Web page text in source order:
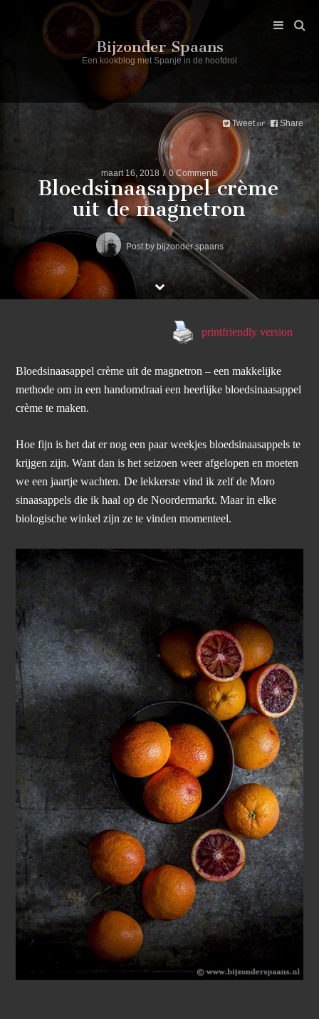
Bijzonder Spaans
Een kookblog met Spanje in de hoofdrol
maart 16, 2018 0 Comments
Bloedsinaasappel crème
uit de magnetron
Tweet or Share
Post by bijzonder spaans
printfriendly version
Bloedsinaasappel crème uit de magnetron – een makkelijke
methode om in een handomdraai een heerlijke bloedsinaasappel
crème te maken.
Hoe fijn is het dat er nog een paar weekjes bloedsinaasappels te
krijgen zijn. Want dan is het seizoen weer afgelopen en moeten
we een jaartje wachten. De lekkerste vind ik zelf de Moro
sinaasappels die ik haal op de Noordermarkt. Maar in elke
biologische winkel zijn ze te vinden momenteel.